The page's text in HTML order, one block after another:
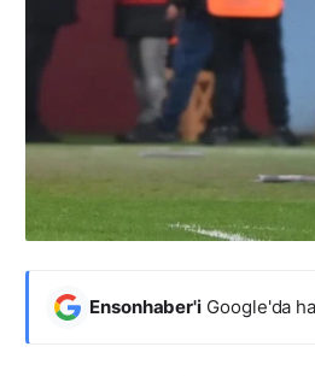
Ensonhaber'i Google'da